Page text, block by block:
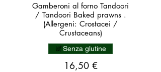
Gamberoni al forno Tandoori
/ Tandoori Baked prawns .
(Allergeni: Crostacei /
Crustaceans)
16,50 €
Senza glutine